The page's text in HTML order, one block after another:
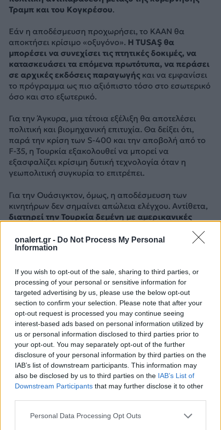
onalert.gr - Do Not Process My Personal
Information
If you wish to opt-out of the sale, sharing to third parties, or
processing of your personal or sensitive information for
targeted advertising by us, please use the below opt-out
section to confirm your selection. Please note that after your
opt-out request is processed you may continue seeing
interest-based ads based on personal information utilized by
us or personal information disclosed to third parties prior to
your opt-out. You may separately opt-out of the further
disclosure of your personal information by third parties on the
IAB’s list of downstream participants. This information may
also be disclosed by us to third parties on the IAB’s List of
Downstream Participants that may further disclose it to other
Personal Data Processing Opt Outs
Τραμπ και του Κογκρέσου.
Εάν η αποδέσμευση προχωρήσει, το KAAN θα
αποκτήσει κρίσιμο «οξυγόνο». Η TUSAŞ θα
μπορέσει να συνεχίσει τις πτητικές δοκιμές, να
κατασκευάσει τα επόμενα πρωτότυπα, να περάσει
σε αρχικές εκδόσεις παραγωγήςκαι να εμφανίσει
το πρόγραμμα ως πιο αξιόπιστο τόσο στο εσωτερικό
όσο και στο εξωτερικό.
Για την Άγκυρα, μια τέτοια εξέλιξη θα αποτελέσει
πολιτική και βιομηχανική επιτυχία. Θα δείξει ότι,
παρά την κρίση των S-400 και την αποβολή από το
F-35, η Τουρκία εξακολουθεί να μπορεί να
εξασφαλίζει κρίσιμη δυτική τεχνολογία όταν η
γεωπολιτική συγκυρία το επιτρέπει.
Για την Ουάσιγκτον, όμως, η αποδέσμευση των
κινητήρων δεν σημαίνει απώλεια ελέγχου. Αντίθετα,
διατηρεί την Τουρκία δεμένη με αμερικανικές
Όσο το KAAN χρησιμοποιεί F110, η Ουάσιγκτον έχει
λόγο στον ρυθμό ανάπτυξης, στην παραγωγή και
Η σκιά των S-400 παραμένει
Η υπόθεση των S-400 συνεχίζει να βαραίνει τις
αμερικανοτουρκικές σχέσεις. Η αγορά του ρωσικού
αντιαεροπορικού συστήματος από την Άγκυρα
οδήγησε στην αποβολή της Τουρκίας από το F-35 και
στην επιβολή κυρώσεων. Οι ΗΠΑ θεωρούν ότι η
συνύπαρξη S-400 και ευαίσθητων δυτικών
τεχνολογιών δημιουργεί κίνδυνο ασφαλείας.
αντιμετωπίζεται με επιφύλαξη από ισχυρά κέντρα